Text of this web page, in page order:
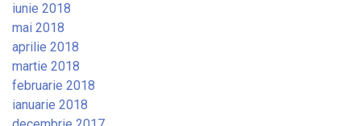
iunie 2018
mai 2018
aprilie 2018
martie 2018
februarie 2018
ianuarie 2018